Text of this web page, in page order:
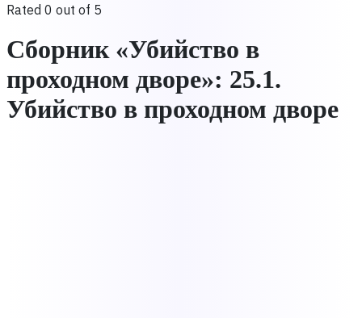
Rated 0 out of 5
Сборник «Убийство в
проходном дворе»: 25.1.
Убийство в проходном дворе